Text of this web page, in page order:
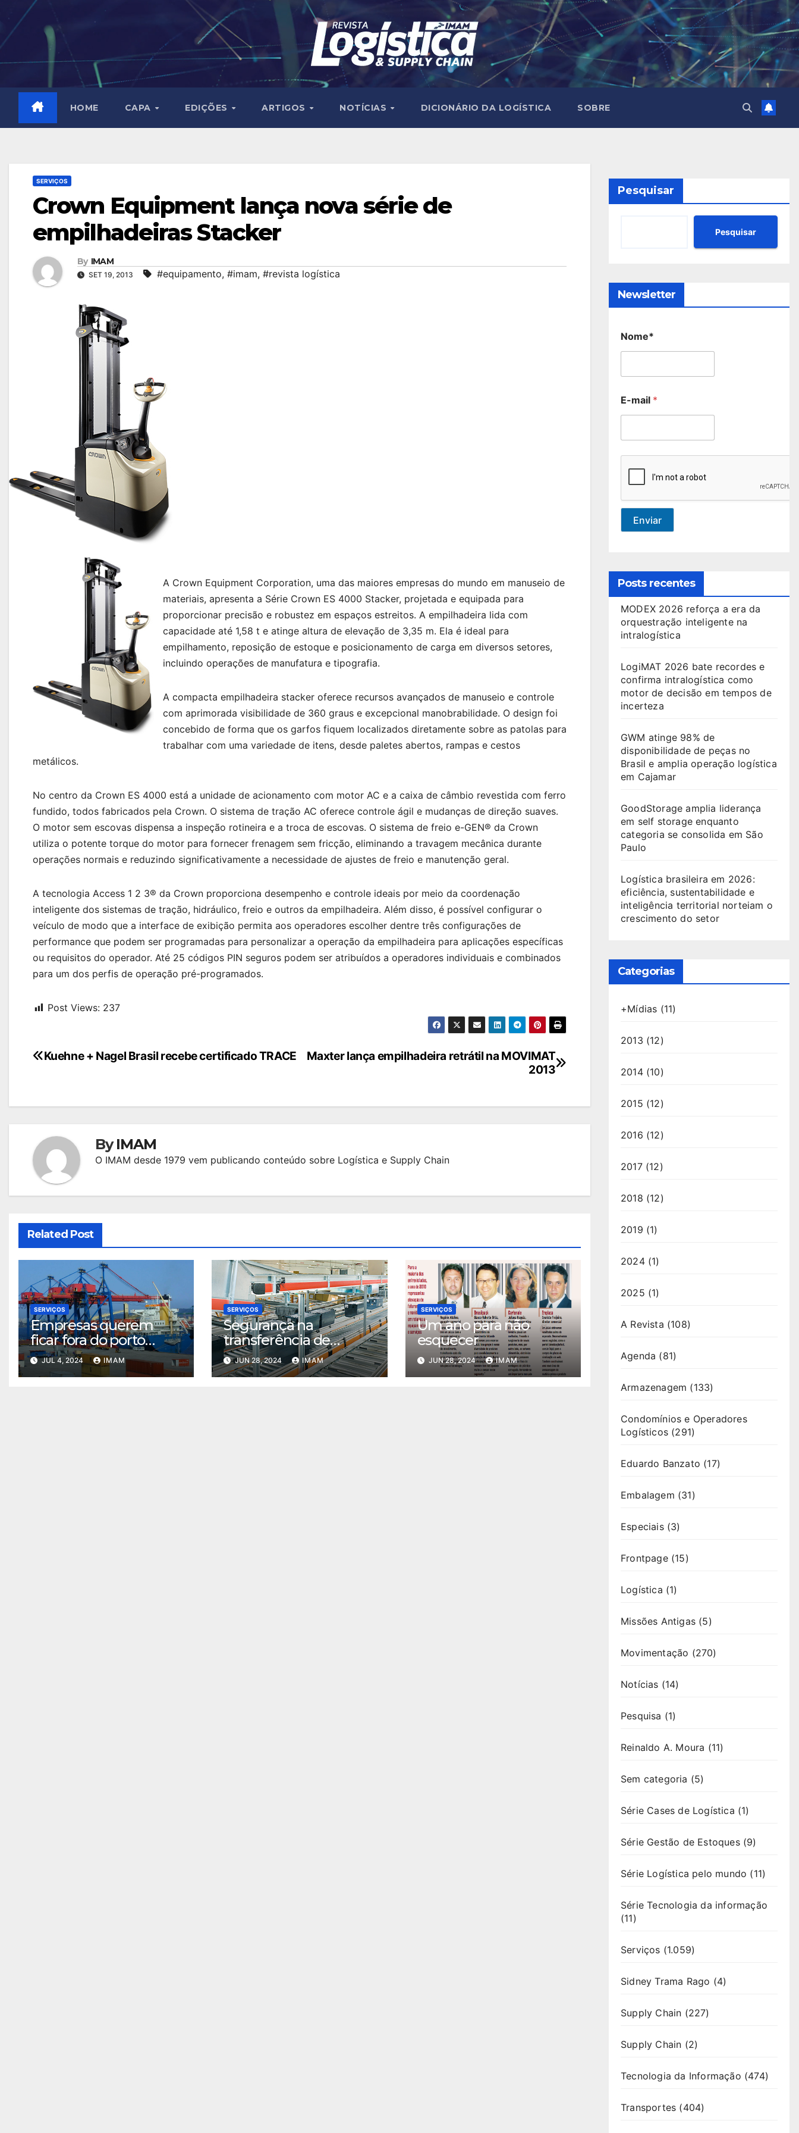
content
HOME CAPA EDIÇÕES ARTIGOS NOTÍCIAS DICIONÁRIO DA LOGÍSTICA SOBRE
SERVIÇOS
Crown Equipment lança nova série de
empilhadeiras Stacker
By IMAM
SET 19, 2013 #equipamento, #imam, #revista logística
A Crown Equipment Corporation, uma das maiores empresas do mundo em manuseio de
materiais, apresenta a Série Crown ES 4000 Stacker, projetada e equipada para
proporcionar precisão e robustez em espaços estreitos. A empilhadeira lida com
capacidade até 1,58 t e atinge altura de elevação de 3,35 m. Ela é ideal para
empilhamento, reposição de estoque e posicionamento de carga em diversos setores,
incluindo operações de manufatura e tipografia.
A compacta empilhadeira stacker oferece recursos avançados de manuseio e controle
com aprimorada visibilidade de 360 graus e excepcional manobrabilidade. O design foi
concebido de forma que os garfos fiquem localizados diretamente sobre as patolas para
trabalhar com uma variedade de itens, desde paletes abertos, rampas e cestos
metálicos.
No centro da Crown ES 4000 está a unidade de acionamento com motor AC e a caixa de câmbio revestida com ferro
fundido, todos fabricados pela Crown. O sistema de tração AC oferece controle ágil e mudanças de direção suaves.
O motor sem escovas dispensa a inspeção rotineira e a troca de escovas. O sistema de freio e-GEN® da Crown
utiliza o potente torque do motor para fornecer frenagem sem fricção, eliminando a travagem mecânica durante
operações normais e reduzindo significativamente a necessidade de ajustes de freio e manutenção geral.
A tecnologia Access 1 2 3® da Crown proporciona desempenho e controle ideais por meio da coordenação
inteligente dos sistemas de tração, hidráulico, freio e outros da empilhadeira. Além disso, é possível configurar o
veículo de modo que a interface de exibição permita aos operadores escolher dentre três configurações de
performance que podem ser programadas para personalizar a operação da empilhadeira para aplicações específicas
ou requisitos do operador. Até 25 códigos PIN seguros podem ser atribuídos a operadores individuais e combinados
para um dos perfis de operação pré-programados.
Post Views: 237
Navegação
Post
Maxter lança empilhadeira retrátil na MOVIMAT
2013
Kuehne + Nagel Brasil recebe certificado TRACE
ByIMAM
O IMAM desde 1979 vem publicando conteúdo sobre Logística e Supply Chain
Related Post
SERVIÇOS
Empresas querem
ficar fora do porto
organizado de Santos
JUL 4, 2024 IMAM
SERVIÇOS
Segurança na
transferência de
cargas
JUN 28, 2024 IMAM
SERVIÇOS
Um ano para não
esquecer
JUN 28, 2024 IMAM
Pesquisar
Pesquisar
Newsletter
Nome*
E-mail *
Enviar
Posts recentes
MODEX 2026 reforça a era da
orquestração inteligente na
intralogística
LogiMAT 2026 bate recordes e
confirma intralogística como
motor de decisão em tempos de
incerteza
GWM atinge 98% de
disponibilidade de peças no
Brasil e amplia operação logística
em Cajamar
GoodStorage amplia liderança
em self storage enquanto
categoria se consolida em São
Paulo
Logística brasileira em 2026:
eficiência, sustentabilidade e
inteligência territorial norteiam o
crescimento do setor
Categorias
+Mídias (11)
2013 (12)
2014(10)
2015 (12)
2016 (12)
2017(12)
2018 (12)
2019 (1)
2024(1)
2025 (1)
A Revista (108)
Agenda (81)
Armazenagem (133)
Condomínios e Operadores
Logísticos (291)
Eduardo Banzato (17)
Embalagem (31)
Especiais(3)
Frontpage(15)
Logística (1)
Missões Antigas (5)
Movimentação (270)
Notícias (14)
Pesquisa (1)
Reinaldo A. Moura (11)
Sem categoria (5)
Série Cases de Logística (1)
Série Gestão de Estoques(9)
Série Logística pelo mundo (11)
Série Tecnologia da informação
(11)
Serviços (1.059)
Sidney Trama Rago (4)
Supply Chain (227)
Supply Chain (2)
Tecnologia da Informação (474)
Transportes (404)